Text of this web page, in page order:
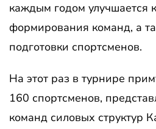
каждым годом улучшается
формирования команд, а
подготовки спортсменов.
На этот раз в турнире
160 спортсменов,
команд силовых структур